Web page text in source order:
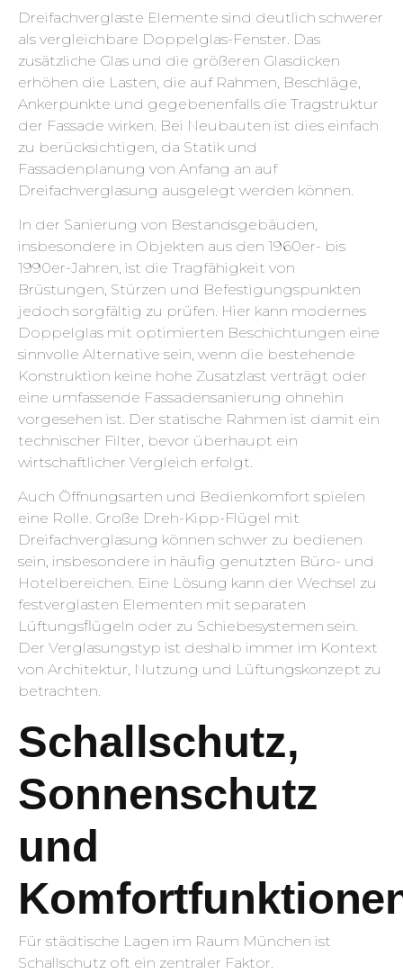
Dreifachverglaste Elemente sind deutlich schwerer
als vergleichbare Doppelglas-Fenster. Das
zusätzliche Glas und die größeren Glasdicken
erhöhen die Lasten, die auf Rahmen, Beschläge,
Ankerpunkte und gegebenenfalls die Tragstruktur
der Fassade wirken. Bei Neubauten ist dies einfach
zu berücksichtigen, da Statik und
Fassadenplanung von Anfang an auf
Dreifachverglasung ausgelegt werden können.
In der Sanierung von Bestandsgebäuden,
insbesondere in Objekten aus den 1960er- bis
1990er-Jahren, ist die Tragfähigkeit von
Brüstungen, Stürzen und Befestigungspunkten
jedoch sorgfältig zu prüfen. Hier kann modernes
Doppelglas mit optimierten Beschichtungen eine
sinnvolle Alternative sein, wenn die bestehende
Konstruktion keine hohe Zusatzlast verträgt oder
eine umfassende Fassadensanierung ohnehin
vorgesehen ist. Der statische Rahmen ist damit ein
technischer Filter, bevor überhaupt ein
wirtschaftlicher Vergleich erfolgt.
Auch Öffnungsarten und Bedienkomfort spielen
eine Rolle. Große Dreh-Kipp-Flügel mit
Dreifachverglasung können schwer zu bedienen
sein, insbesondere in häufig genutzten Büro- und
Hotelbereichen. Eine Lösung kann der Wechsel zu
festverglasten Elementen mit separaten
Lüftungsflügeln oder zu Schiebesystemen sein.
Der Verglasungstyp ist deshalb immer im Kontext
von Architektur, Nutzung und Lüftungskonzept zu
betrachten.
Schallschutz,
Sonnenschutz
und
Für städtische Lagen im Raum München ist
Schallschutz oft ein zentraler Faktor.